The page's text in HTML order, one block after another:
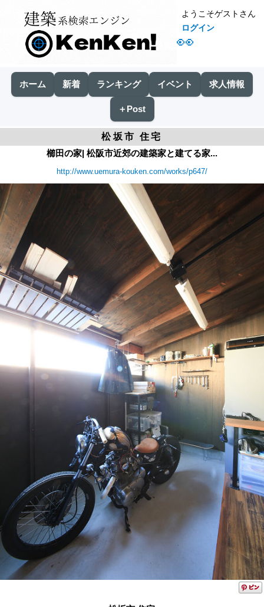
👀
ようこそゲストさん
ログイン
ホーム 新着 ランキング イベント 求人情報
＋Post
松坂市 住宅
櫛田の家| 松阪市近郊の建築家と建てる家...
http://www.uemura-kouken.com/works/p647/